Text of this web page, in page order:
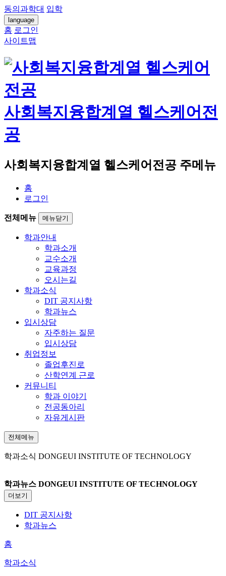
동의과학대 입학
language
홈 로그인
사이트맵
사회복지융합계열 헬스케어전
공
사회복지융합계열 헬스케어전공 주메뉴
홈
로그인
전체메뉴 메뉴닫기
학과안내
학과소개
교수소개
교육과정
오시는길
학과소식
DIT 공지사항
학과뉴스
입시상담
자주하는 질문
입시상담
취업정보
졸업후진로
산학연계 근로
커뮤니티
학과 이야기
전공동아리
자유게시판
전체메뉴
학과소식 DONGEUI INSTITUTE OF TECHNOLOGY
학과뉴스 DONGEUI INSTITUTE OF TECHNOLOGY
더보기
DIT 공지사항
학과뉴스
홈
학과소식